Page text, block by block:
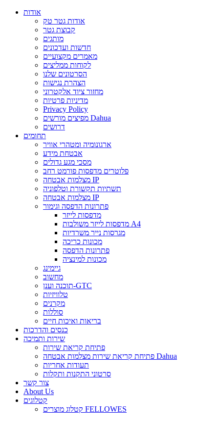
אודות
אודות גטר טק
קבוצת גטר
מותגים
חדשות ועדכונים
מאמרים מקצועיים
לקוחות ממליצים
הסרטונים שלנו
הצהרת נגישות
מחזור ציוד אלקטרוני
מדיניות פרטיות
Privacy Policy
מפיצים מורשים Dahua
דרושים
תחומים
ארגונומיה ומטהרי אוויר
אבטחת מידע
מסכי מגע גדולים
פלוטרים מדפסות פורמט רחב
מצלמות אבטחה IP
תשתיות תקשורת וטלפוניה
מצלמות אבטחה IP
פתרונות הדפסה וגימור
מדפסות לייזר
מדפסות לייזר משולבות A4
מגרסות נייר משרדיות
מכונות כריכה
פתרונות הדפסה
מכונות למינציה
גיימינג
מחשוב
תוכנה וענן-GTC
טלוויזיות
מקרנים
סוללות
בריאות ואיכות חיים
כנסים והדרכות
שירות ותמיכה
פתיחת קריאת שירות
פתיחת קריאת שירות מצלמות אבטחה Dahua
תעודות אחריות
סרטוני התקנות ותקלות
צור קשר
About Us
קטלוגים
קטלוג מוצרים FELLOWES